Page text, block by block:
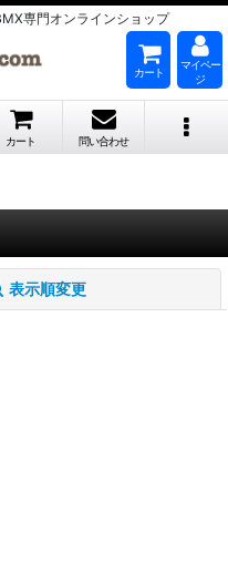
専門オンラインショップ
カート
マイペー
ジ
カート 問い合わせ
表示順変更